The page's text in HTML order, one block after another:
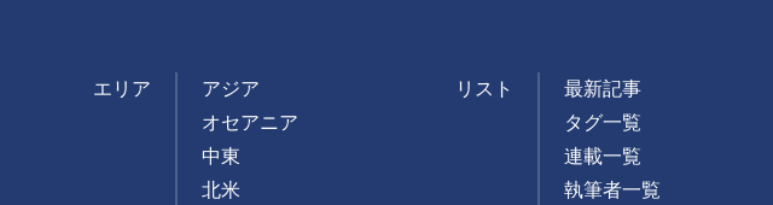
エリア
アジア
オセアニア
中東
北米
リスト
最新記事
タグ一覧
連載一覧
執筆者一覧